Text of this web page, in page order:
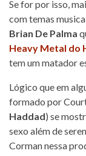
Se for por isso,
com temas
Brian De Palma
Heavy Metal do
tem um matador
Lógico que em
formado por
Haddad) se
sexo além de
Corman nessa